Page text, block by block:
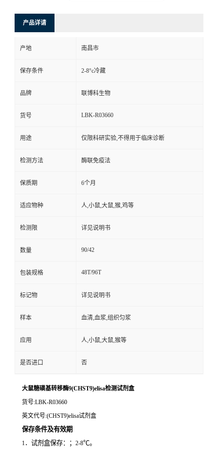
产品详请
产地 南昌市
保存条件 2-8°c冷藏
品牌 联博科生物
货号 LBK-R03660
用途 仅限科研实验,不得用于临床诊断
检测方法 酶联免疫法
保质期 6个月
适应物种 人,小鼠,大鼠,猴,鸡等
检测限 详见说明书
数量 90/42
包装规格 48T/96T
标记物 详见说明书
样本 血清,血浆,组织匀浆
应用 人,小鼠,大鼠,猴等
是否进口 否
大鼠糖磺基转移酶9(CHST9)elisa检测试剂盒
货号:LBK-R03660
英文代号:(CHST9)elisa试剂盒
保存条件及有效期
1．试剂盒保存：； 2-8℃。